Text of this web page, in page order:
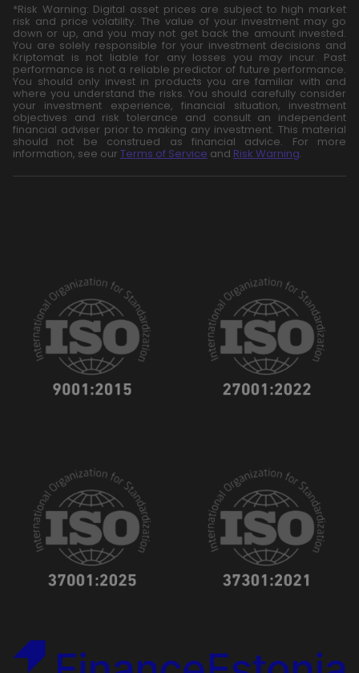
*Risk Warning: Digital asset prices are subject to high market
risk and price volatility. The value of your investment may go
down or up, and you may not get back the amount invested.
You are solely responsible for your investment decisions and
Kriptomat is not liable for any losses you may incur. Past
performance is not a reliable predictor of future performance.
You should only invest in products you are familiar with and
where you understand the risks. You should carefully consider
your investment experience, financial situation, investment
objectives and risk tolerance and consult an independent
financial adviser prior to making any investment. This material
should not be construed as financial advice. For more
information, see our Terms of Service and Risk Warning.